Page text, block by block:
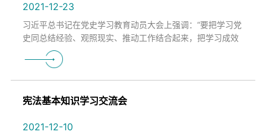
2021-12-23
习近平总书记在党史学习教育动员大会上强调：“要把学习党
史同总结经验、观照现实、推动工作结合起来，把学习成效
转化为工作动力和成效。”党史学习教育开展以来，公司党委
始终坚持把“学史力行”作为党…
宪法基本知识学习交流会
2021-12-10